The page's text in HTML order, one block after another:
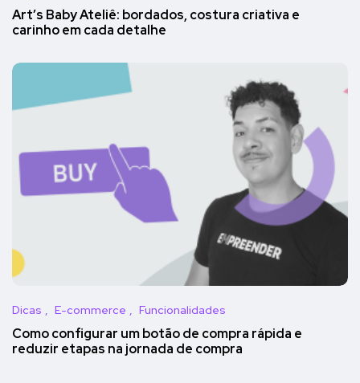
Art’s Baby Ateliê: bordados, costura criativa e
carinho em cada detalhe
Dicas E-commerce Funcionalidades
Como configurar um botão de compra rápida e
reduzir etapas na jornada de compra